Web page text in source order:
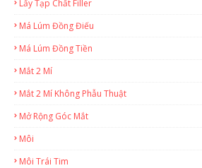
Lấy Tạp Chất Filler
Má Lúm Đồng Điếu
Má Lúm Đồng Tiền
Mắt 2 Mí
Mắt 2 Mí Không Phẫu Thuật
Mở Rộng Góc Mắt
Môi
Môi Trái Tim